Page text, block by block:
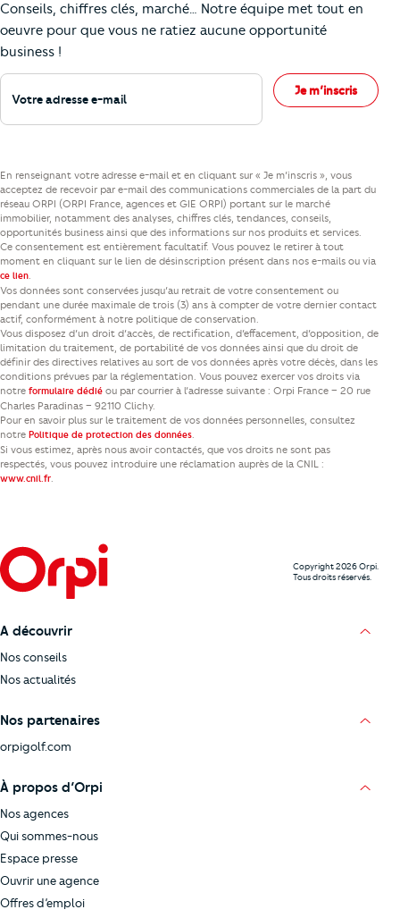
Conseils, chiffres clés, marché… Notre équipe met tout en
oeuvre pour que vous ne ratiez aucune opportunité
business !
Votre adresse e-mail
Je m’inscris
En renseignant votre adresse e-mail et en cliquant sur « Je m’inscris », vous
acceptez de recevoir par e-mail des communications commerciales de la part du
réseau ORPI (ORPI France, agences et GIE ORPI) portant sur le marché
immobilier, notamment des analyses, chiffres clés, tendances, conseils,
opportunités business ainsi que des informations sur nos produits et services.
Ce consentement est entièrement facultatif. Vous pouvez le retirer à tout
moment en cliquant sur le lien de désinscription présent dans nos e-mails ou via
ce lien.
Vos données sont conservées jusqu’au retrait de votre consentement ou
pendant une durée maximale de trois (3) ans à compter de votre dernier contact
actif, conformément à notre politique de conservation.
Vous disposez d’un droit d’accès, de rectification, d’effacement, d’opposition, de
limitation du traitement, de portabilité de vos données ainsi que du droit de
définir des directives relatives au sort de vos données après votre décès, dans les
conditions prévues par la réglementation. Vous pouvez exercer vos droits via
notre formulaire dédié ou par courrier à l’adresse suivante : Orpi France – 20 rue
Charles Paradinas – 92110 Clichy.
Pour en savoir plus sur le traitement de vos données personnelles, consultez
notre Politique de protection des données.
Si vous estimez, après nous avoir contactés, que vos droits ne sont pas
respectés, vous pouvez introduire une réclamation auprès de la CNIL :
www.cnil.fr.
Copyright 2026 Orpi.
Tous droits réservés.
A découvrir
Nos conseils
Nos actualités
Nos partenaires
orpigolf.com
À propos d’Orpi
Nos agences
Qui sommes-nous
Espace presse
Ouvrir une agence
Offres d’emploi